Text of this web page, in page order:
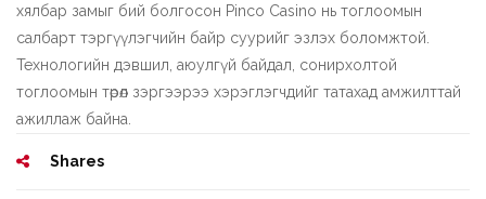
хялбар замыг бий болгосон Pinco Casino нь тоглоомын
салбарт тэргүүлэгчийн байр суурийг эзлэх боломжтой.
Технологийн дэвшил, аюулгүй байдал, сонирхолтой
тоглоомын төрөл зэргээрээ хэрэглэгчдийг татахад амжилттай
ажиллаж байна.
Shares